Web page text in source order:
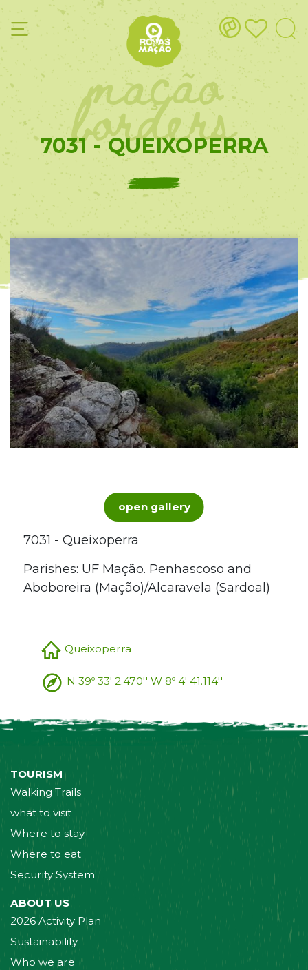
mação
borders
7031 - QUEIXOPERRA
open gallery
7031 - Queixoperra
Parishes: UF Mação. Penhascoso and
Aboboreira (Mação)/Alcaravela (Sardoal)
Queixoperra
N 39º 33' 2.470'' W 8º 4' 41.114''
TOURISM
Walking Trails
what to visit
Where to stay
Where to eat
Security System
ABOUT US
2026 Activity Plan
Sustainability
Who we are